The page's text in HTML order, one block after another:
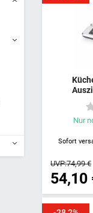
Nur
Sofort
54,10
UVP:74,99 €